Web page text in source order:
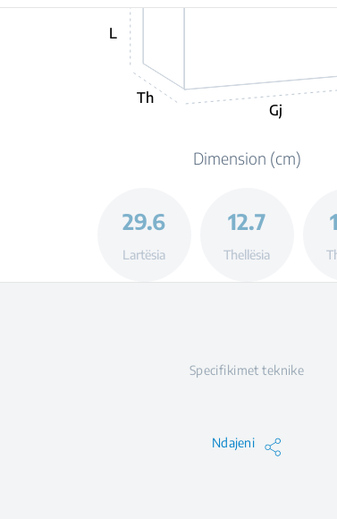
L
Th
Gj
Dimension (cm)
29.6
Lartësia
12.7
Thellësia
Specifikimet teknike
Ndajeni